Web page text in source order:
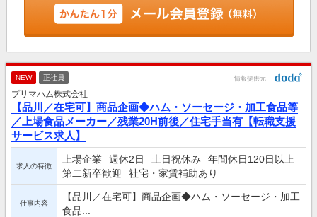
NEW 正社員 情報提供元
プリマハム株式会社
【品川／在宅可】商品企画◆ハム・ソーセージ・加工食品等
／上場食品メーカー／残業20H前後／住宅手当有【転職支援
サービス求人】
求人の特徴
上場企業 週休2日 土日祝休み
年間休日120日以上
第二新卒歓迎
社宅・家賃補助あり
仕事内容
【品川／在宅可】商品企画◆ハム・ソーセージ・加工
食品...